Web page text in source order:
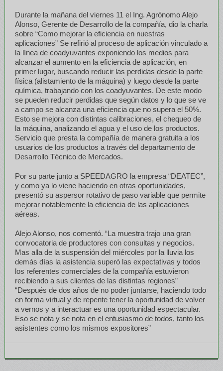
Durante la mañana del viernes 11 el Ing. Agrónomo Alejo
Alonso, Gerente de Desarrollo de la compañía, dio la charla
sobre “Como mejorar la eficiencia en nuestras
aplicaciones” Se refirió al proceso de aplicación vinculado a
la línea de coadyuvantes exponiendo los medios para
alcanzar el aumento en la eficiencia de aplicación, en
primer lugar, buscando reducir las perdidas desde la parte
física (alistamiento de la máquina) y luego desde la parte
química, trabajando con los coadyuvantes. De este modo
se pueden reducir perdidas que según datos y lo que se ve
a campo se alcanza una eficiencia que no supera el 50%.
Esto se mejora con distintas calibraciones, el chequeo de
la máquina, analizando el agua y el uso de los productos.
Servicio que presta la compañía de manera gratuita a los
usuarios de los productos a través del departamento de
Desarrollo Técnico de Mercados.
Por su parte junto a SPEEDAGRO la empresa “DEATEC”,
y como ya lo viene haciendo en otras oportunidades,
presentó su aspersor rotativo de paso variable que permite
mejorar notablemente la eficiencia de las aplicaciones
aéreas.
Alejo Alonso, nos comentó. “La muestra trajo una gran
convocatoria de productores con consultas y negocios.
Mas alla de la suspensión del miércoles por la lluvia los
demás días la asistencia superó las expectativas y todos
los referentes comerciales de la compañía estuvieron
recibiendo a sus clientes de las distintas regiones”
“Después de dos años de no poder juntarse, haciendo todo
en forma virtual y de repente tener la oportunidad de volver
a vernos y a interactuar es una oportunidad espectacular.
Eso se nota y se nota en el entusiasmo de todos, tanto los
asistentes como los mismos expositores”